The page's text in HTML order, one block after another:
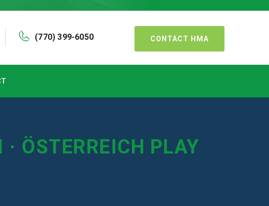
CONTACT HMA
(770) 399-6050
ÖSTERREICH PLAY